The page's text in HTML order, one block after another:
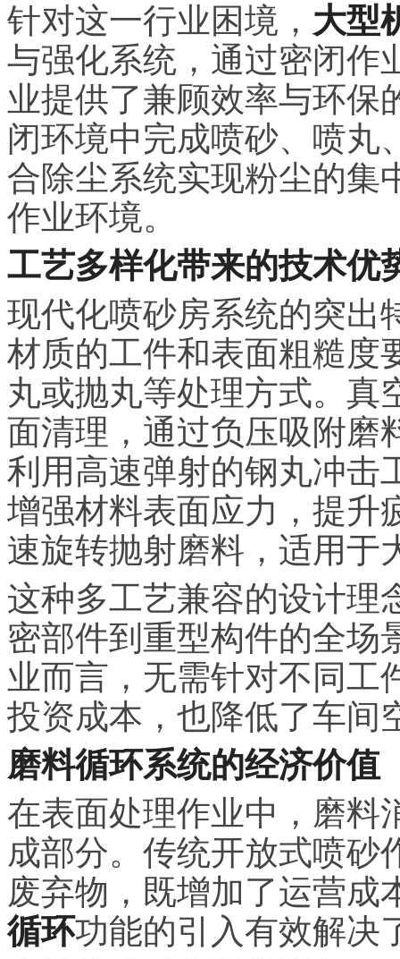
针对这一行业困境， 大型
与强化系统，通过密闭作
业提供了兼顾效率与环保
闭环境中完成喷砂、喷丸
合除尘系统实现粉尘的集
作业环境。
工艺多样化带来的技术优
现代化喷砂房系统的突出
材质的工件和表面粗糙度
丸或抛丸等处理方式。真
面清理，通过负压吸附磨
利用高速弹射的钢丸冲击
增强材料表面应力，提升
速旋转抛射磨料，适用于
这种多工艺兼容的设计理
密部件到重型构件的全场
业而言，无需针对不同工
投资成本，也降低了车间
磨料循环系统的经济价值
在表面处理作业中，磨料
成部分。传统开放式喷砂
废弃物，既增加了运营成
循环功能的引入有效解决